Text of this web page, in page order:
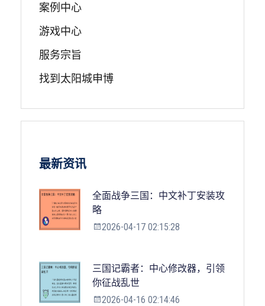
案例中心
游戏中心
服务宗旨
找到太阳城申博
最新资讯
全面战争三国：中文补丁安装攻
略
2026-04-17 02:15:28
三国记霸者：中心修改器，引领
你征战乱世
2026-04-16 02:14:46